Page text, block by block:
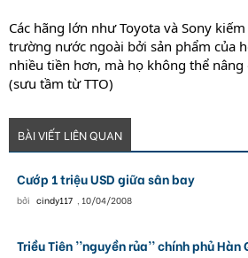
Các hãng lớn như Toyota và Sony
trường nước ngoài bởi sản phẩm của
nhiều tiền hơn, mà họ không thể nâng
(sưu tầm từ TTO)
BÀI VIẾT LIÊN QUAN
Cướp 1 triệu USD giữa sân bay
bởi cindy117 , 10/04/2008
Triều Tiên ’’nguyền rủa’’ chính phủ Hàn